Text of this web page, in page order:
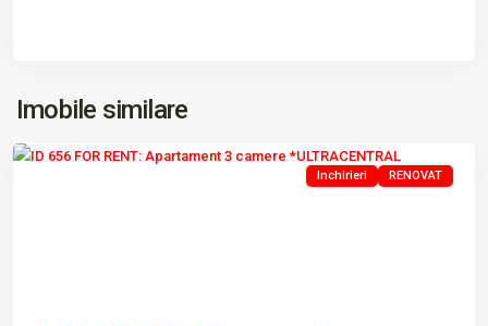
Imobile similare
ULTRACENTRAL
Tulcea
Inchirieri RENOVAT